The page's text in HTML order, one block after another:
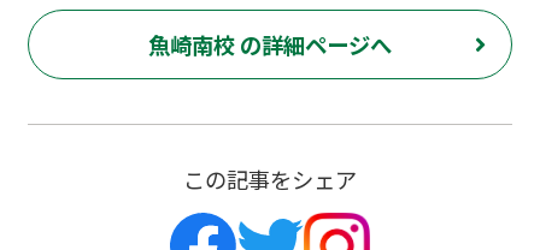
魚崎南校 の詳細ページへ
この記事をシェア